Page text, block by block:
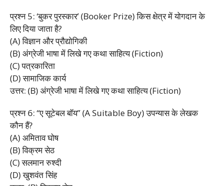
प्रश्न 5: ‘बुकर पुरस्कार’ (Booker Prize) किस क्षेत्र में योगदान के
लिए दिया जाता है?
(A) विज्ञान और प्रौद्योगिकी
(B) अंग्रेजी भाषा में लिखे गए कथा साहित्य (Fiction)
(C) पत्रकारिता
(D) सामाजिक कार्य
उत्तर: (B) अंग्रेजी भाषा में लिखे गए कथा साहित्य (Fiction)
प्रश्न 6: “ए सूटेबल बॉय” (A Suitable Boy) उपन्यास के लेखक
कौन हैं?
(A) अमिताव घोष
(B) विक्रम सेठ
(C) सलमान रुश्दी
(D) खुशवंत सिंह